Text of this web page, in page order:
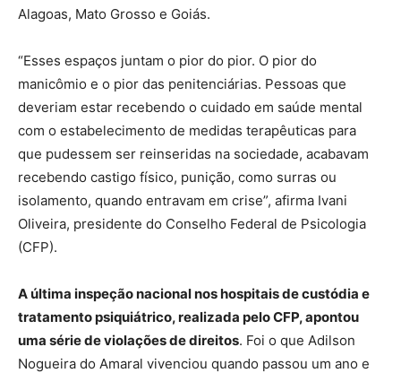
Alagoas, Mato Grosso e Goiás.
“Esses espaços juntam o pior do pior. O pior do
manicômio e o pior das penitenciárias. Pessoas que
deveriam estar recebendo o cuidado em saúde mental
com o estabelecimento de medidas terapêuticas para
que pudessem ser reinseridas na sociedade, acabavam
recebendo castigo físico, punição, como surras ou
isolamento, quando entravam em crise”, afirma Ivani
Oliveira, presidente do Conselho Federal de Psicologia
(CFP).
A última inspeção nacional nos hospitais de custódia e
tratamento psiquiátrico, realizada pelo CFP, apontou
uma série de violações de direitos. Foi o que Adilson
Nogueira do Amaral vivenciou quando passou um ano e